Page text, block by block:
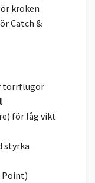
kroken
Catch &
torrflugor
för låg vikt
styrka
Point)